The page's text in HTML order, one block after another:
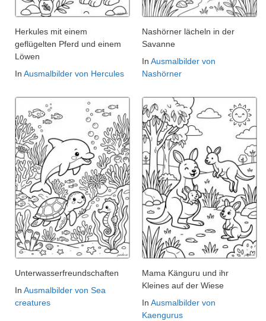
Herkules mit einem
geflügelten Pferd und einem
Löwen
In Ausmalbilder von Hercules
Nashörner lächeln in der
Savanne
In Ausmalbilder von
Nashörner
Unterwasserfreundschaften
In Ausmalbilder von Sea
creatures
Mama Känguru und ihr
Kleines auf der Wiese
In Ausmalbilder von
Kaengurus